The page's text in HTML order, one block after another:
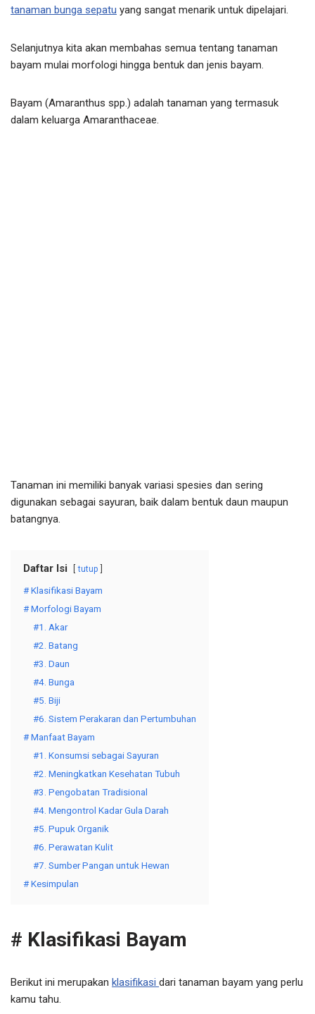
tanaman bunga sepatu yang sangat menarik untuk dipelajari.
Selanjutnya kita akan membahas semua tentang tanaman
bayam mulai morfologi hingga bentuk dan jenis bayam.
Bayam (Amaranthus spp.) adalah tanaman yang termasuk
dalam keluarga Amaranthaceae.
Tanaman ini memiliki banyak variasi spesies dan sering
digunakan sebagai sayuran, baik dalam bentuk daun maupun
batangnya.
Daftar Isi tutup
# Klasifikasi Bayam
# Morfologi Bayam
#1. Akar
#2. Batang
#3. Daun
#4. Bunga
#5. Biji
#6. Sistem Perakaran dan Pertumbuhan
# Manfaat Bayam
#1. Konsumsi sebagai Sayuran
#2. Meningkatkan Kesehatan Tubuh
#3. Pengobatan Tradisional
#4. Mengontrol Kadar Gula Darah
#5. Pupuk Organik
#6. Perawatan Kulit
#7. Sumber Pangan untuk Hewan
# Kesimpulan
# Klasifikasi Bayam
Berikut ini merupakan klasifikasi dari tanaman bayam yang perlu
kamu tahu.